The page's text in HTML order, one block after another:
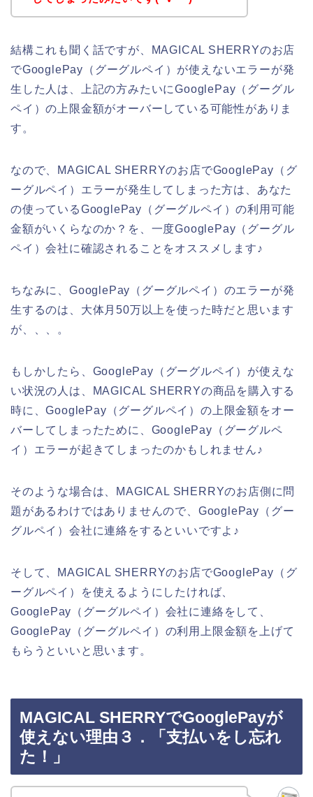
結構これも聞く話ですが、MAGICAL SHERRYのお店
でGooglePay（グーグルペイ）が使えないエラーが発
生した人は、上記の方みたいにGooglePay（グーグル
ペイ）の上限金額がオーバーしている可能性がありま
す。
なので、MAGICAL SHERRYのお店でGooglePay（グ
ーグルペイ）エラーが発生してしまった方は、あなた
の使っているGooglePay（グーグルペイ）の利用可能
金額がいくらなのか？を、一度GooglePay（グーグル
ペイ）会社に確認されることをオススメします♪
ちなみに、GooglePay（グーグルペイ）のエラーが発
生するのは、大体月50万以上を使った時だと思います
が、、、。
もしかしたら、GooglePay（グーグルペイ）が使えな
い状況の人は、MAGICAL SHERRYの商品を購入する
時に、GooglePay（グーグルペイ）の上限金額をオー
バーしてしまったために、GooglePay（グーグルペ
イ）エラーが起きてしまったのかもしれません♪
そのような場合は、MAGICAL SHERRYのお店側に問
題があるわけではありませんので、GooglePay（グー
グルペイ）会社に連絡をするといいですよ♪
そして、MAGICAL SHERRYのお店でGooglePay（グ
ーグルペイ）を使えるようにしたければ、
GooglePay（グーグルペイ）会社に連絡をして、
GooglePay（グーグルペイ）の利用上限金額を上げて
もらうといいと思います。
MAGICAL SHERRYでGooglePayが
使えない理由３．「支払いをし忘れ
た！」